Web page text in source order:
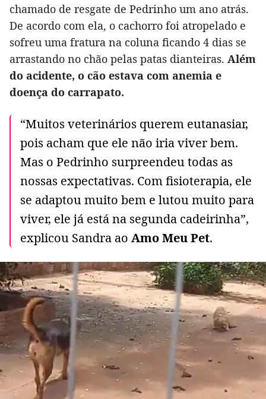
chamado de resgate de Pedrinho um ano atrás.
De acordo com ela, o cachorro foi atropelado e
sofreu uma fratura na coluna ficando 4 dias se
arrastando no chão pelas patas dianteiras. Além
do acidente, o cão estava com anemia e
doença do carrapato.
“Muitos veterinários querem eutanasiar,
pois acham que ele não iria viver bem.
Mas o Pedrinho surpreendeu todas as
nossas expectativas. Com fisioterapia, ele
se adaptou muito bem e lutou muito para
viver, ele já está na segunda cadeirinha”,
explicou Sandra ao Amo Meu Pet.